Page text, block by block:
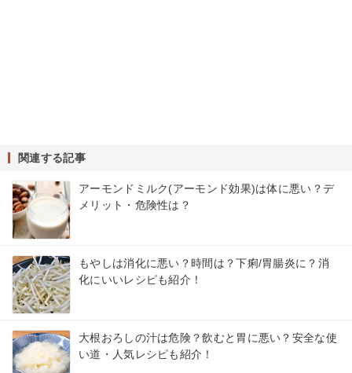
関連する記事
アーモンドミルク(アーモンド効果)は体に悪い？デ
メリット・危険性は？
もやしは消化に悪い？時間は？下痢/胃腸炎に？消
化にいいレシピも紹介！
大根おろしの汁は危険？飲むと胃に悪い？安全な使
い道・人気レシピも紹介！